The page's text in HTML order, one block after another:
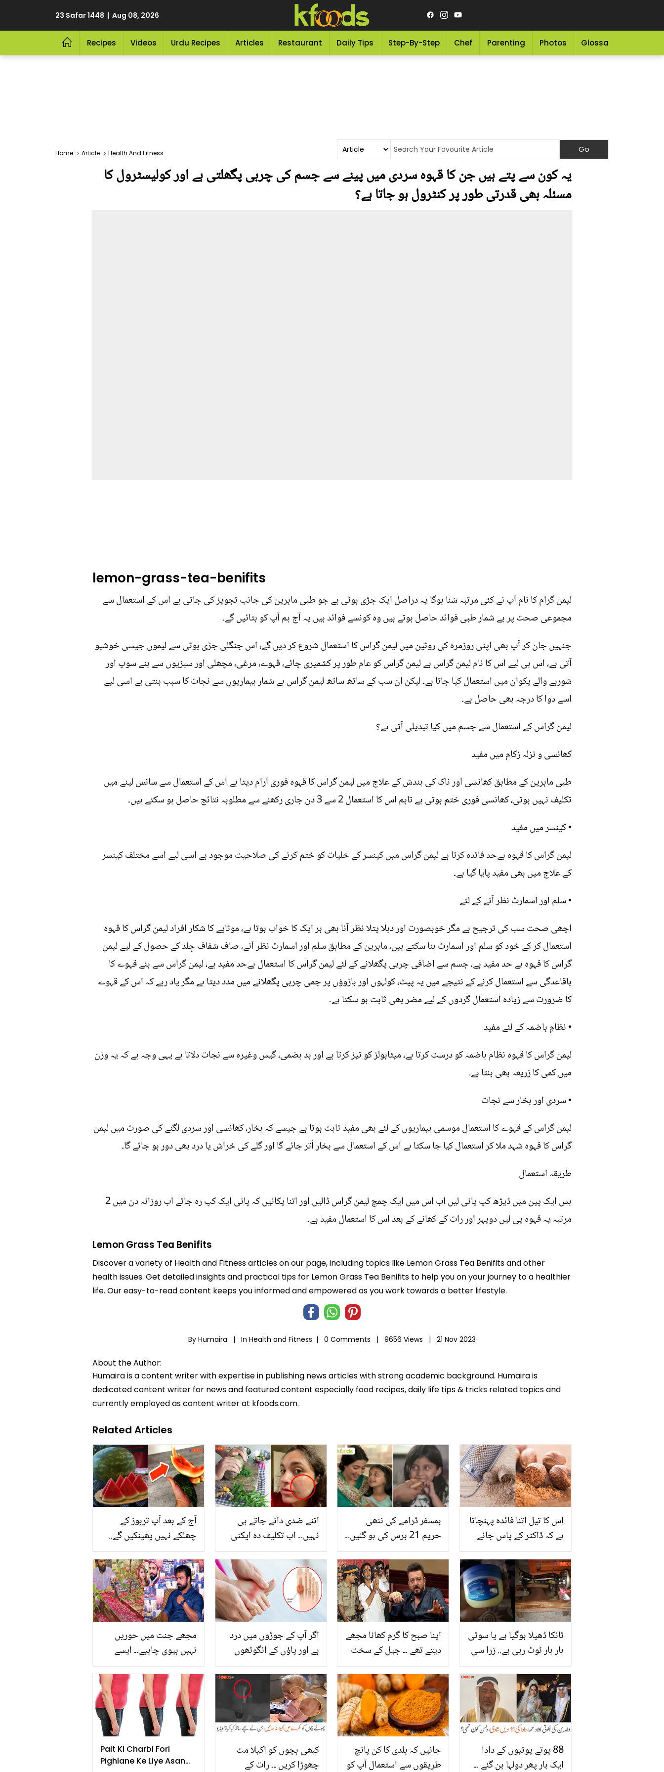
23 Safar 1448 | Aug 08, 2026
Recipes Videos Urdu Recipes Articles Restaurant Daily Tips Step-By-Step Chef Parenting Photos Glossary
Home Article Health And Fitness
یہ کون سے پتے ہیں جن کا قہوہ سردی میں پینے سے جسم کی چربی پگھلتی ہے اور کولیسٹرول کا
مسئلہ بھی قدرتی طور پر کنٹرول ہو جاتا ہے؟
lemon-grass-tea-benifits
لیمن گرام کا نام آپ نے کئی مرتبہ سُنا ہوگا یہ دراصل ایک جڑی بوٹی ہے جو طبی ماہرین کی جانب تجویز کی جاتی ہے اس کے استعمال سے
مجموعی صحت پر بے شمار طبی فوائد حاصل ہوتے ہیں وہ کونسے فوائد ہیں یہ آج ہم آپ کو بتائیں گے۔
جنہیں جان کر آپ بھی اپنی روزمرہ کی روٹین میں لیمن گراس کا استعمال شروع کر دیں گے، اس جنگلی جڑی بوٹی سے لیموں جیسی خوشبو
آتی ہے، اس ہی لیے اس کا نام لیمن گراس ہے لیمن گراس کو عام طور پر کشمیری چائے، قہوے، مرغی، مچھلی اور سبزیوں سے بنے سوپ اور
شوربے والے پکوان میں استعمال کیا جاتا ہے۔ لیکن ان سب کے ساتھ ساتھ لیمن گراس بے شمار بیماریوں سے نجات کا سبب بنتی ہے اسی لیے
اسے دوا کا درجہ بھی حاصل ہے۔
لیمن گراس کے استعمال سے جسم میں کیا تبدیلی آتی ہے؟
کھانسی و نزلہ زکام میں مفید
طبی ماہرین کے مطابق کھانسی اور ناک کی بندش کے علاج میں لیمن گراس کا قہوہ فوری آرام دیتا ہے اس کے استعمال سے سانس لینے میں
تکلیف نہیں ہوتی، کھانسی فوری ختم ہوتی ہے تاہم اس کا استعمال 2 سے 3 دن جاری رکھنے سے مطلوبہ نتائج حاصل ہو سکتے ہیں۔
• کینسر میں مفید
لیمن گراس کا قہوہ بےحد فائدہ کرتا ہے لیمن گراس میں کینسر کے خلیات کو ختم کرنے کی صلاحیت موجود ہے اسی لیے اسے مختلف کینسر
کے علاج میں بھی مفید پایا گیا ہے۔
• سلم اور اسمارٹ نظر آنے کے لئے
اچھی صحت سب کی ترجیح ہے مگر خوبصورت اور دبلا پتلا نظر آنا بھی ہر ایک کا خواب ہوتا ہے، موٹاپے کا شکار افراد لیمن گراس کا قہوہ
استعمال کر کے خود کو سلم اور اسمارٹ بنا سکتے ہیں، ماہرین کے مطابق سلم اور اسمارٹ نظر آنے، صاف شفاف جِلد کے حصول کے لیے لیمن
گراس کا قہوہ بے حد مفید ہے، جسم سے اضافی چربی پگھلانے کے لئے لیمن گراس کا استعمال بےحد مفید ہے، لیمن گراس سے بنے قہوے کا
باقاعدگی سے استعمال کرنے کے نتیجے میں یہ پیٹ، کولہوں اور بازوؤں پر جمی چربی پگھلانے میں مدد دیتا ہے مگر یاد رہے کہ اس کے قہوے
کا ضرورت سے زیادہ استعمال گردوں کے لیے مضر بھی ثابت ہو سکتا ہے۔
• نظامِ ہاضمہ کے لئے مفید
لیمن گراس کا قہوہ نظام ہاضمہ کو درست کرتا ہے، میٹابولز کو تیز کرتا ہے اور بد ہضمی، گیس وغیرہ سے نجات دلاتا ہے یہی وجہ ہے کہ یہ وزن
میں کمی کا زریعہ بھی بنتا ہے۔
• سردی اور بخار سے نجات
لیمن گراس کے قہوے کا استعمال موسمی بیماریوں کے لئے بھی مفید ثابت ہوتا ہے جیسے کہ بخار، کھانسی اور سردی لگنے کی صورت میں لیمن
گراس کا قہوہ شہد ملا کر استعمال کیا جا سکتا ہے اس کے استعمال سے بخار اُتر جائے گا اور گلے کی خراش یا درد بھی دور ہو جائے گا۔
طریقہ استعمال
بس ایک پین میں ڈیڑھ کپ پانی لیں اب اس میں ایک چمچ لیمن گراس ڈالیں اور اتنا پکائیں کہ پانی ایک کپ رہ جائے اب روزانہ دن میں 2
مرتبہ یہ قہوہ پی لیں دوپہر اور رات کے کھانے کے بعد اس کا استعمال مفید ہے۔
Lemon Grass Tea Benifits
Discover a variety of Health and Fitness articles on our page, including topics like Lemon Grass Tea Benifits and other
health issues. Get detailed insights and practical tips for Lemon Grass Tea Benifits to help you on your journey to a healthier
life. Our easy-to-read content keeps you informed and empowered as you work towards a better lifestyle.
By Humaira | In Health and Fitness | 0 Comments | 9656 Views | 21 Nov 2023
About the Author:
Humaira is a content writer with expertise in publishing news articles with strong academic background. Humaira is
dedicated content writer for news and featured content especially food recipes, daily life tips & tricks related topics and
currently employed as content writer at kfoods.com.
Related Articles
آج کے بعد آپ تربوز کے
چھلکے نہیں پھینکیں گے..
فائدے جو زندگی بدل دیں!
جانیں استعمال کا طریقہ
اتنے ضدی دانے جاتے ہی
نہیں۔۔ اب تکلیف دہ ایکنی
اینٹی سیپٹک ماسک! جو
دانے کے نشان تک مٹا دے
ہمسفر ڈرامے کی ننھی
حریم 21 برس کی ہو گئیں۔۔
آتی ہیں؟ دیکھیں
اس کا تیل اتنا فائدہ پہنچاتا
ہے کہ ڈاکٹر کے پاس جانے
کو روزانہ استعمال کرنے سے
آپ کے جسم میں کونسی
تبدیلیاں پیدا ہوتی ہیں؟
مجھے جنت میں حوریں
نہیں بیوی چاہیے۔۔ ایسے
کی پسند کی شادی کرنے والا
بیوی کے انتقال نے کیسے
زندگی بدل دی؟ دیکھیے
اگر آپ کے جوڑوں میں درد
ہے اور پاؤں کے انگوٹھوں
رُکیں۔۔۔ جان لیں کہ کہیں یہ
یورک ایسڈ کی علامات تو
نہیں
اپنا صبح کا گرم کھانا مجھے
دیتے تھے ۔۔ جیل کے سخت
ملنے والا کھانا مسلمان
سنجے دت کو کیوں کھلاتے
تھے؟
ٹانکا ڈھیلا ہوگیا ہے یا سوئی
بار بار ٹوٹ رہی ہے.. زرا سی
مشین کیسے ٹھیک کریں؟
ہزاروں روپے بچانے والے
ٹوٹکے
Pait Ki Charbi Fori
Pighlane Ke Liye Asan
کبھی بچوں کو اکیلا مت
چھوڑا کریں ۔۔ رات کے
جانیں کہ ہلدی کا کن پانچ
طریقوں سے استعمال آپ کو
88 پوتے پوتیوں کے دادا
ایک بار پھر دولہا بن گئے ۔۔